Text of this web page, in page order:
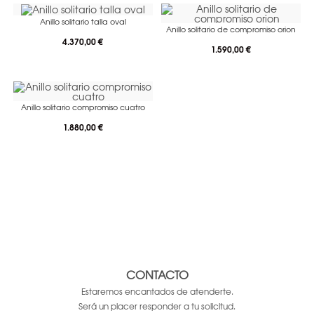
Anillo solitario talla oval
4.370,00€
Anillo solitario de compromiso orion
1.590,00€
Anillo solitario compromiso cuatro
1.880,00€
CONTACTO
Estaremos encantados de atenderte.
Será un placer responder a tu solicitud.